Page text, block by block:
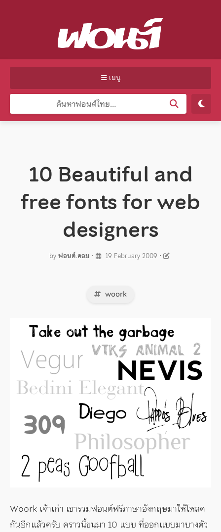
เมนู
10 Beautiful and
free fonts for web
designers
byฟอนต์.คอม • 19 February 2009 •
woork
Woork เจ้าเก่า เขารวมฟอนต์ฟรีภาษาอังกฤษมาให้โหลด
กันอีกแล้วครับ คราวนี้ขนมา 10 แบบ ที่ออกแบบมาบางตัว